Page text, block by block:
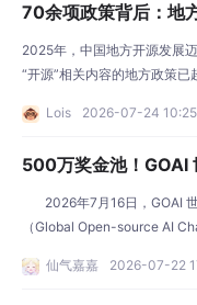
70余项政策背后：地
2025年，中国地方开源发展
“开源”相关内容的地方政策
能网联汽车和具身智能等领域
今，开源正全面进入产业政策
Lois 2026-07-24
500万奖金池！GOAI
大赛全球报名启动
2026年7月16日，GOAI
（Global Open-source AI
I世界人工智能开源大赛（以
仙气嘉嘉 2026-07-22